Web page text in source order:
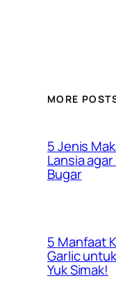
MORE
5 Jenis
Lansia
Bugar
5 Manfaat
Garlic
Yuk Simak!